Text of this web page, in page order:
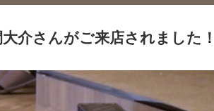
介さんがご来店されました！